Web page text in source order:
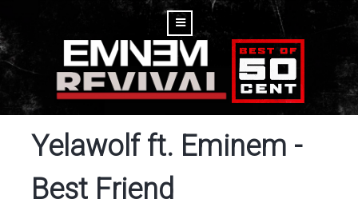
Yelawolf ft. Eminem -
Best Friend